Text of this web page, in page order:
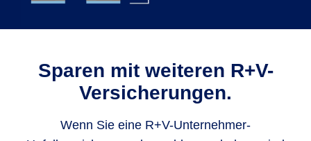
Sparen mit weiteren R+V-
Versicherungen.
Wenn Sie eine R+V-Unternehmer-